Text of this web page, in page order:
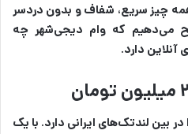
چیز سریع، شفاف و بدون دردسر
می‌دهیم که وام دیجی‌شهر چه
دارد.
بین لندتک‌های ایرانی دارد. با یک